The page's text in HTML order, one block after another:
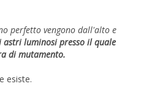
perfetto vengono dall'alto e
astri luminosi presso il quale
di mutamento.
esiste.